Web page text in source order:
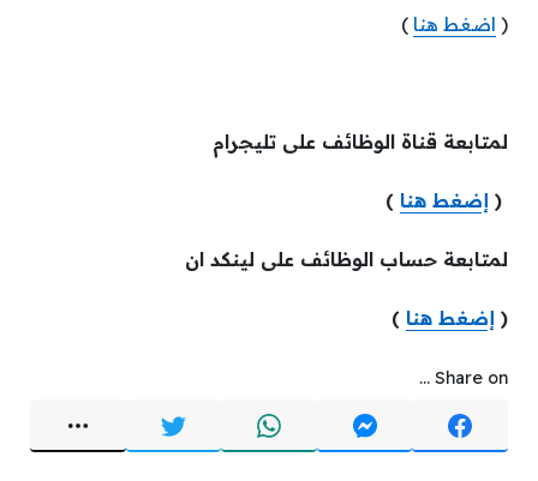
( اضغط هنا )
لمتابعة قناة الوظائف على تليجرام
( إضغط هنا )
لمتابعة حساب الوظائف على لينكد ان
( إضغط هنا )
Share on ...